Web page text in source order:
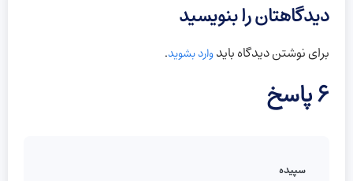
6 پاسخ
سپیده
دیدگاهتان را بنویسید
برای نوشتن دیدگاه بایدوارد بشوید.